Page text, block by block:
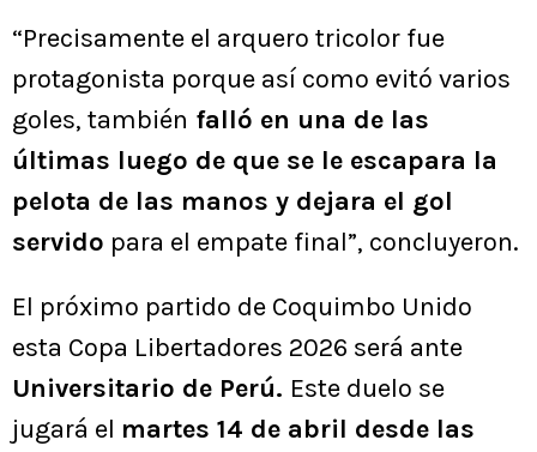
“Precisamente el arquero tricolor fue
protagonista porque así como evitó varios
goles, también falló en una de las
últimas luego de que se le escapara la
pelota de las manos y dejara el gol
servido para el empate final”, concluyeron.
El próximo partido de Coquimbo Unido
esta Copa Libertadores 2026 será ante
Universitario de Perú. Este duelo se
jugará el martes 14 de abril desde las